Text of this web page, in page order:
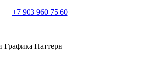
+7 903 960 75 60
Графика Паттерн